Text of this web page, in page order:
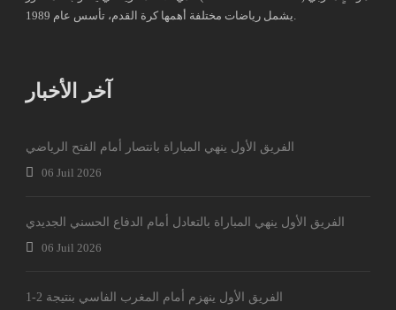
يشمل رياضات مختلفة أهمها كرة القدم، تأسس عام 1989.
آخر الأخبار
الفريق الأول ينهي المباراة بانتصار أمام الفتح الرياضي
06 Juil 2026
الفريق الأول ينهي المباراة بالتعادل أمام الدفاع الحسني الجديدي
06 Juil 2026
الفريق الأول ينهزم أمام المغرب الفاسي بنتيجة 2-1